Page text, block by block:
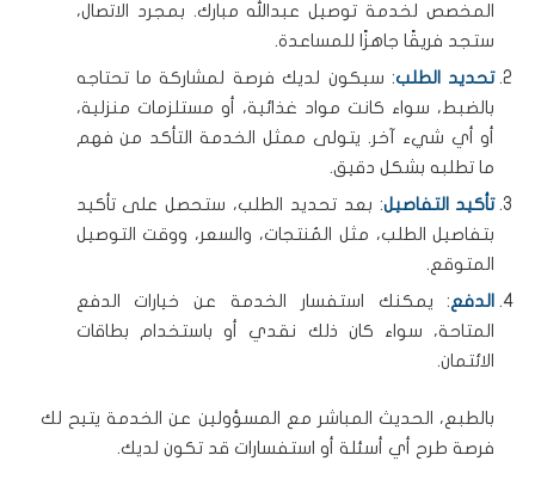
المخصص لخدمة توصيل عبدالله مبارك. بمجرد الاتصال،
ستجد فريقًا جاهزًا للمساعدة.
تحديد الطلب: سيكون لديك فرصة لمشاركة ما تحتاجه
بالضبط، سواء كانت مواد غذائية، أو مستلزمات منزلية،
أو أي شيء آخر. يتولى ممثل الخدمة التأكد من فهم
ما تطلبه بشكل دقيق.
تأكيد التفاصيل: بعد تحديد الطلب، ستحصل على تأكيد
بتفاصيل الطلب، مثل المُنتجات، والسعر، ووقت التوصيل
المتوقع.
الدفع: يمكنك استفسار الخدمة عن خيارات الدفع
المتاحة، سواء كان ذلك نقدي أو باستخدام بطاقات
الائتمان.
بالطبع، الحديث المباشر مع المسؤولين عن الخدمة يتيح لك
فرصة طرح أي أسئلة أو استفسارات قد تكون لديك.